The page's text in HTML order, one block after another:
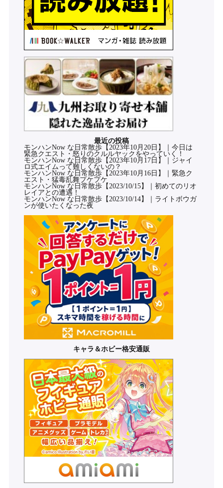
最近の投稿
モンハンNow な日常散歩【2023年10月20日】｜今日は
緊急クエスト・怒りのクルルヤックをやっていく！
モンハンNow な日常散歩【2023年10月17日】｜ジャイ
ロ式エイムって難しくないの？
モンハンNow な日常散歩【2023年10月16日】｜緊急ク
エスト・猛毒乱舞プケプケ
モンハンNow な日常散歩【2023/10/15】｜初めてのリオ
レイアとの遭遇！
モンハンNow な日常散歩【2023/10/14】｜ライトボウガ
ンが使いたくなった夜
キャラ＆ホビー格安通販